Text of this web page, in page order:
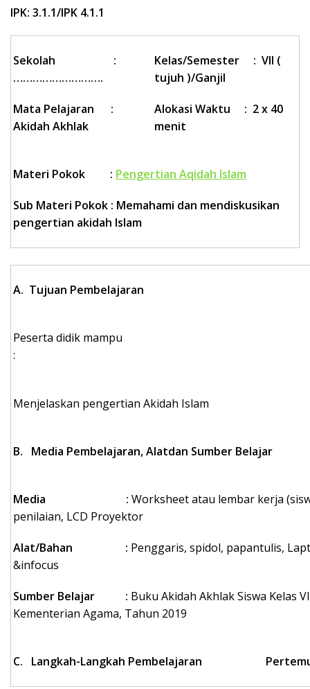
IPK: 3.1.1/IPK 4.1.1
Sekolah :
……………………….
Mata Pelajaran :
Akidah Akhlak
Kelas/Semester : VII (
tujuh )/Ganjil
Alokasi Waktu : 2 x 40
menit
Materi Pokok : Pengertian Aqidah Islam
Sub Materi Pokok : Memahami dan mendiskusikan
pengertian akidah Islam
A. Tujuan Pembelajaran
Peserta didik mampu
Menjelaskan pengertian Akidah Islam
B. Media Pembelajaran, Alatdan Sumber Belajar
Media : Worksheet atau lembar kerja
penilaian, LCD Proyektor
Alat/Bahan : Penggaris, spidol, papantulis,
&infocus
Sumber Belajar : Buku Akidah Akhlak Siswa Kelas
Kementerian Agama, Tahun 2019
C. Langkah-Langkah Pembelajaran Pertem